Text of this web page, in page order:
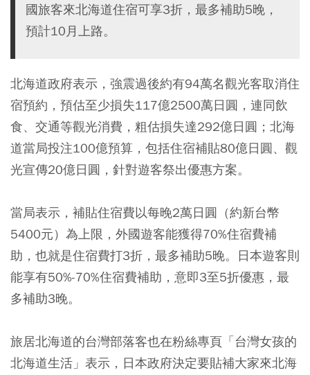
國旅客來北海道住宿可享3折，最多補助5晚，
預計10月上路。
北海道政府表示，強震過後約有94萬名觀光客取消住
宿預約，預估至少損失117億2500萬日圓，連同飲
食、交通等觀光消費，粗估損失達292億日圓；北海
道當局投注100億預算，包括住宿補貼80億日圓、觀
光宣傳20億日圓，針對遊客祭出優惠方案。
當局表示，補貼住宿費以每晚2萬日圓（約新台幣
5400元）為上限，外國遊客能獲得70%住宿費補
助，也就是住宿費打3折，最多補助5晚。日本遊客則
能享有50%-70%住宿費補助，意即3至5折優惠，最
多補助3晚。
旅居北海道的台灣部落客也在粉絲專頁「台灣女孩的
北海道生活」表示，日本政府決定要貼補大家來北海